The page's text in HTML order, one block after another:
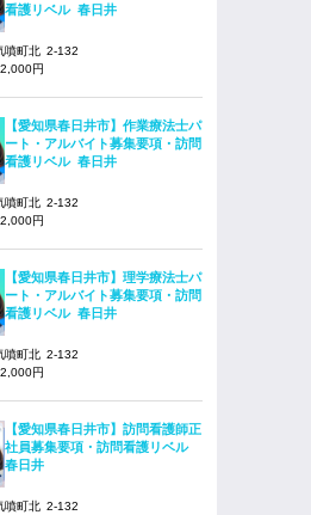
看護リベル 春日井
噴町北 2-132
円
【愛知県春日井市】作業療法士パ
ート・アルバイト募集要項・訪問
看護リベル 春日井
噴町北 2-132
円
【愛知県春日井市】理学療法士パ
ート・アルバイト募集要項・訪問
看護リベル 春日井
噴町北 2-132
円
【愛知県春日井市】訪問看護師正
社員募集要項・訪問看護リベル
春日井
噴町北 2-132